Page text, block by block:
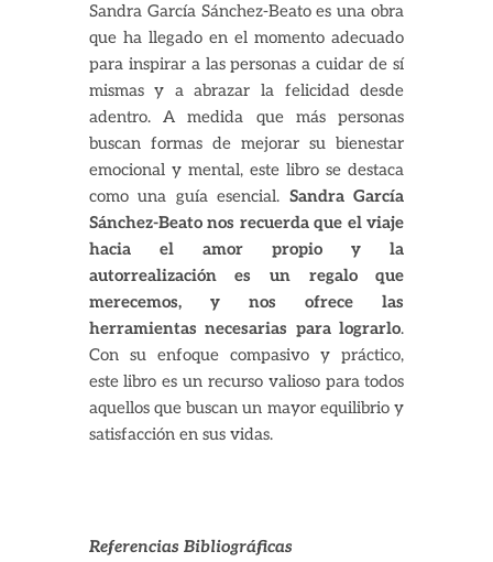
Sandra García Sánchez-Beato es una obra
que ha llegado en el momento adecuado
para inspirar a las personas a cuidar de sí
mismas y a abrazar la felicidad desde
adentro. A medida que más personas
buscan formas de mejorar su bienestar
emocional y mental, este libro se destaca
como una guía esencial. Sandra García
Sánchez-Beato nos recuerda que el viaje
hacia el amor propio y la
autorrealización es un regalo que
merecemos, y nos ofrece las
herramientas necesarias para lograrlo.
Con su enfoque compasivo y práctico,
este libro es un recurso valioso para todos
aquellos que buscan un mayor equilibrio y
satisfacción en sus vidas.
Referencias Bibliográficas